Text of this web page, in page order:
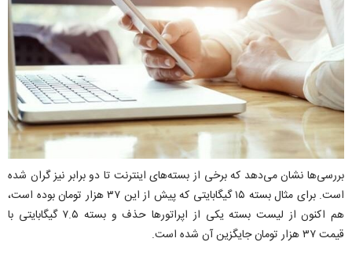
بررسی‌ها نشان می‌دهد که برخی از بسته‌های اینترنت تا دو برابر نیز گران شده
است. برای مثال بسته ۱۵ گیگابایتی که پیش از این ۳۷ هزار تومان بوده است،
هم اکنون از لیست بسته یکی از اپراتورها حذف و بسته ۷.۵ گیگابایتی با
قیمت ۳۷ هزار تومان جایگزین آن شده است.